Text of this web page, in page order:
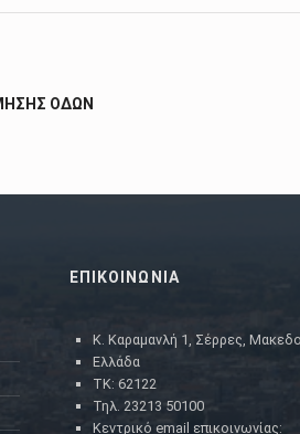
ΟΔΩΝ
ΕΠΙΚΟΙΝΩΝΙΑ
Κ. Καραμανλή 1, Σέρρες,
Ελλάδα
ΤΚ: 62122
Τηλ. 23213 50100
Κεντρικό email επικοινωνίας: